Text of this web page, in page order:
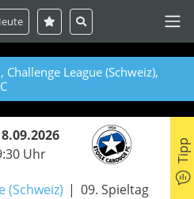
League (Schweiz),
Uhr
(Schweiz) 09. Spieltag
Tipp